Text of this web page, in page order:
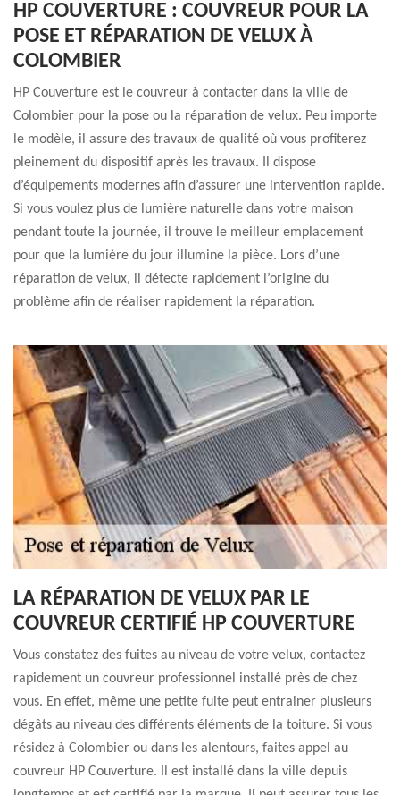
HP COUVERTURE : COUVREUR POUR LA
POSE ET RÉPARATION DE VELUX À
COLOMBIER
HP Couverture est le couvreur à contacter dans la ville de
Colombier pour la pose ou la réparation de velux. Peu importe
le modèle, il assure des travaux de qualité où vous profiterez
pleinement du dispositif après les travaux. Il dispose
d’équipements modernes afin d’assurer une intervention rapide.
Si vous voulez plus de lumière naturelle dans votre maison
pendant toute la journée, il trouve le meilleur emplacement
pour que la lumière du jour illumine la pièce. Lors d’une
réparation de velux, il détecte rapidement l’origine du
problème afin de réaliser rapidement la réparation.
LA RÉPARATION DE VELUX PAR LE
COUVREUR CERTIFIÉ HP COUVERTURE
Vous constatez des fuites au niveau de votre velux, contactez
rapidement un couvreur professionnel installé près de chez
vous. En effet, même une petite fuite peut entrainer plusieurs
dégâts au niveau des différents éléments de la toiture. Si vous
résidez à Colombier ou dans les alentours, faites appel au
couvreur HP Couverture. Il est installé dans la ville depuis